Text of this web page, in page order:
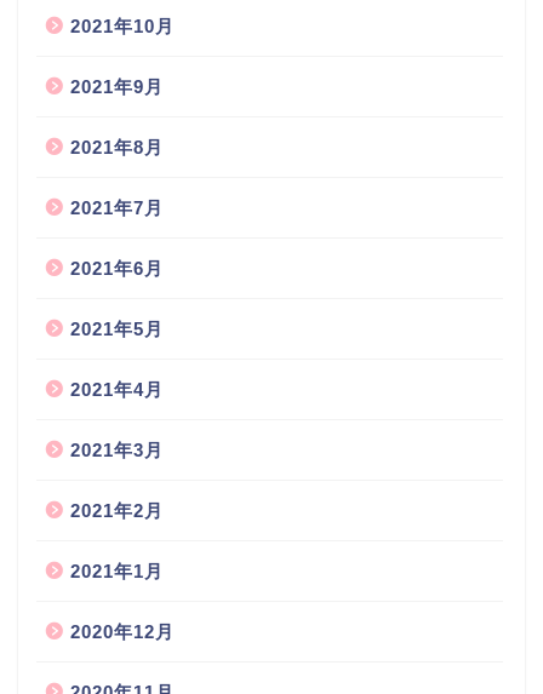
2021年10月
2021年9月
2021年8月
2021年7月
2021年6月
2021年5月
2021年4月
2021年3月
2021年2月
2021年1月
2020年12月